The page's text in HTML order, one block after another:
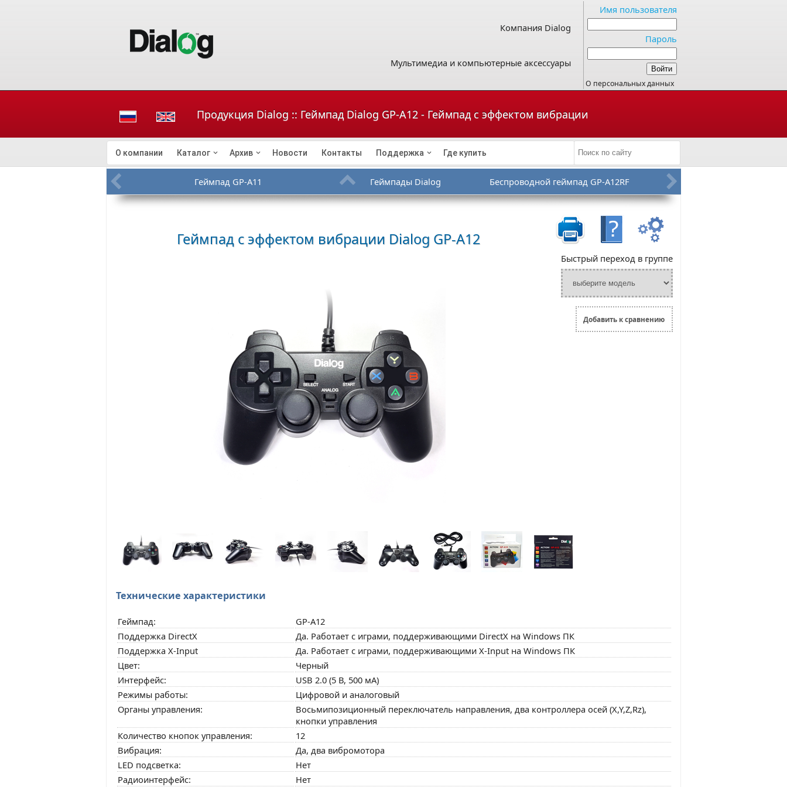
Компания Dialog
Мультимедиа и компьютерные аксессуары
Имя пользователя
Пароль
О персональных данных
Продукция Dialog :: Геймпад Dialog GP-A12 - Геймпад с эффектом вибрации
О компании Каталог Архив Новости Контакты Поддержка Где купить
Геймпад GP-A11 Геймпады Dialog Беспроводной геймпад GP-A12RF
Геймпад с эффектом вибрации Dialog GP-A12
Быстрый переход в группе
Добавить к сравнению
Технические характеристики
Геймпад:
GP-A12
Поддержка DirectX
Да. Работает с играми, поддерживающими DirectX на Windows ПК
Поддержка X-Input
Да. Работает с играми, поддерживающими X-Input на Windows ПК
Цвет:
Черный
Интерфейс:
USB 2.0 (5 В, 500 мА)
Режимы работы:
Цифровой и аналоговый
Органы управления:
Восьмипозиционный переключатель направления, два контроллера осей (X,Y,Z,Rz),
кнопки управления
Количество кнопок управления:
12
Вибрация:
Да, два вибромотора
LED подсветка:
Нет
Радиоинтерфейс:
Нет